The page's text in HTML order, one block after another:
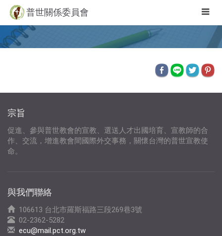
普世關係委員會
宗旨
促進、參與普世教會的宣教、選送人才出國培育、宣教師的合
作、交流，增進教會間國際外交事務，關懷台灣的普世宣教使
命。
與我們聯絡
106613 台北市羅斯福路三段269巷3號
02-2362-5282
ecu@mail.pct.org.tw